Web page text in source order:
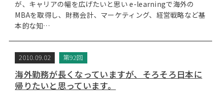
が、キャリアの幅を広げたいと思い e-learningで海外の
MBAを取得し、財務会計、マーケティング、経営戦略など基
本的な知…
2010.09.02 第92回
海外勤務が長くなっていますが、そろそろ日本に
帰りたいと思っています。